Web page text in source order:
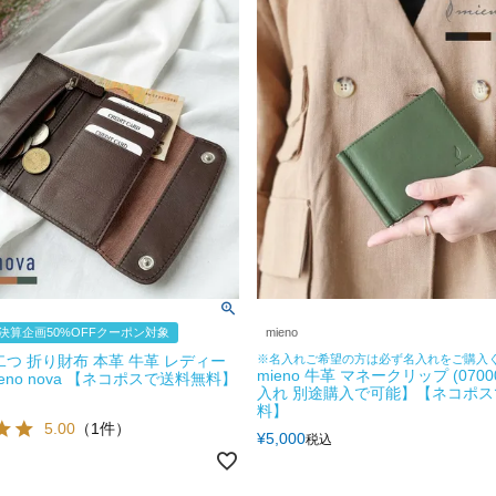
算企画50%OFFクーポン対象
つ 折り財布 本革 牛革 レディー
nova 【ネコポスで送料無料】
5.00 （1件）
mieno
※名入れご希望の方は必ず名入れをご購入
mieno 牛革 マネークリップ
入れ 別途購入で可能】【ネコポ
料】
¥5,000税込